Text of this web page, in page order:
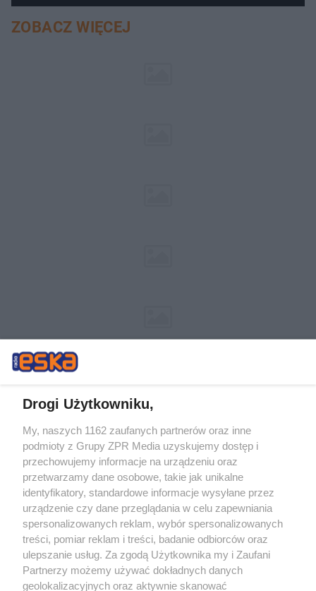
ZOBACZ WIĘCEJ
Żaden utwór zamieszczony w serwisie nie może być powielany i
rozpowszechniany lub dalej rozpowszechniany w jakikolwiek sposób (w
tym także elektroniczny lub mechaniczny) na jakimkolwiek polu
eksploatacji w jakiejkolwiek formie, włącznie z umieszczaniem w
Internecie bez pisemnej zgody właściciela praw. Jakiekolwiek użycie lub
wykorzystanie utworów w całości lub w części z naruszeniem prawa,
tzn. bez właściwej zgody, jest zabronione pod groźbą kary i może być
ścigane prawnie.
Drogi Użytkowniku,
My, naszych 1162 zaufanych partnerów oraz inne
podmioty z Grupy ZPR Media uzyskujemy dostęp i
przechowujemy informacje na urządzeniu oraz
przetwarzamy dane osobowe, takie jak unikalne
identyfikatory, standardowe informacje wysyłane przez
urządzenie czy dane przeglądania w celu zapewniania
spersonalizowanych reklam, wybór spersonalizowanych
treści, pomiar reklam i treści, badanie odbiorców oraz
ulepszanie usług. Za zgodą Użytkownika my i Zaufani
Partnerzy możemy używać dokładnych danych
geolokalizacyjnych oraz aktywnie skanować